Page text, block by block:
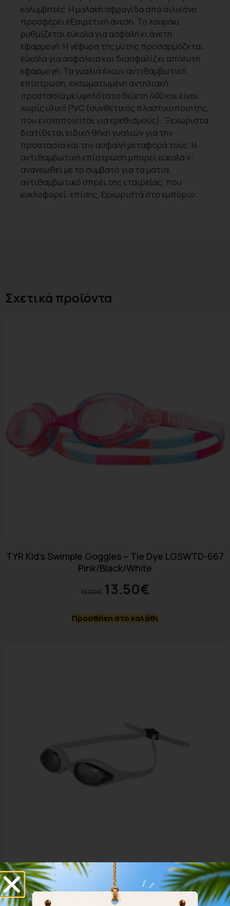
κολυμβητές. Η μαλακή σφραγίδα από σιλικόνη
προσφέρει εξαιρετική άνεση. Το λουράκι
ρυθμίζεται εύκολα για ασφαλή κι άνετη
εφαρμογή. Η γέφυρα της μύτης προσαρμόζεται
εύκολα για ασφάλεια και διασφαλίζει απόλυτη
εφαρμογή. Τα γυαλιά έχουν αντιθαμβωτική
επίστρωση, ενσωματωμένη αντηλιακή
προστασία με υψηλότατο δείκτη 400 και είναι
χωρίς υλικό PVC (συνθετικός πλαστικοποιητής,
που ενοχοποιείται για ερεθισμούς). Ξεχωριστά
διατίθεται ειδική θήκη γυαλιών για την
προστασία και την ασφαλή μεταφορά τους. Η
αντιθαμβωτική επίστρωση μπορεί εύκολα ν΄
ανανεωθεί με το συμβατό για τα μάτια,
αντιθαμβωτικό σπρέι της εταιρείας, που
κυκλοφορεί, επίσης, ξεχωριστά στο εμπόριο.
Σχετικά προϊόντα
TYR Kid’s Swimple Goggles – Tie Dye LGSWTD-667
Pink/Black/White
15.00€ 13.50€
Προσθήκη στο καλάθι
Arena Spider Unisex Training Goggles 000024-
902